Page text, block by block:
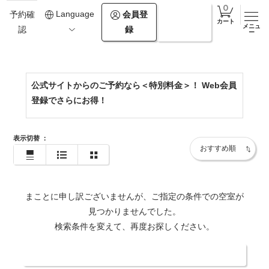
予約確
認
Language
会員登
録
カート
メニュ
ー
0154-67-2500
https://www.theforestakan.com/
公式サイトからのご予約なら＜特別料金＞！ Web会員
登録でさらにお得！
表示切替 ：
まことに申し訳ございませんが、ご指定の条件での空室が
見つかりませんでした。
検索条件を変えて、再度お探しください。